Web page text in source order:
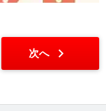
次へ chevron_right